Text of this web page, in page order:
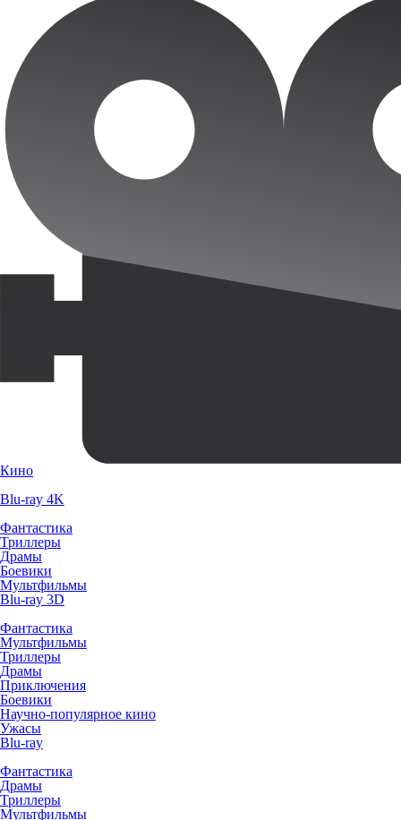
Кино
Blu-ray 4K
Фантастика
Триллеры
Драмы
Боевики
Мультфильмы
Blu-ray 3D
Фантастика
Мультфильмы
Триллеры
Драмы
Приключения
Боевики
Научно-популярное кино
Ужасы
Blu-ray
Фантастика
Драмы
Триллеры
Мультфильмы